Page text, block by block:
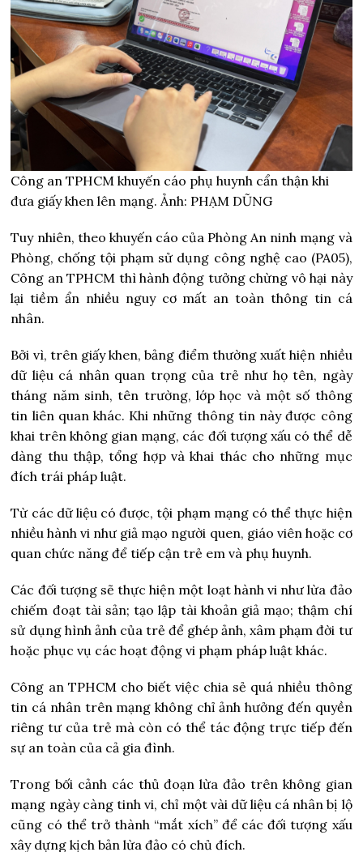
Công an TPHCM khuyến cáo phụ huynh cẩn thận khi
đưa giấy khen lên mạng. Ảnh: PHẠM DŨNG
Tuy nhiên, theo khuyến cáo của Phòng An ninh mạng và
Phòng, chống tội phạm sử dụng công nghệ cao (PA05),
Công an TPHCM thì hành động tưởng chừng vô hại này
lại tiềm ẩn nhiều nguy cơ mất an toàn thông tin cá
nhân.
Bởi vì, trên giấy khen, bảng điểm thường xuất hiện nhiều
dữ liệu cá nhân quan trọng của trẻ như họ tên, ngày
tháng năm sinh, tên trường, lớp học và một số thông
tin liên quan khác. Khi những thông tin này được công
khai trên không gian mạng, các đối tượng xấu có thể dễ
dàng thu thập, tổng hợp và khai thác cho những mục
đích trái pháp luật.
Từ các dữ liệu có được, tội phạm mạng có thể thực hiện
nhiều hành vi như giả mạo người quen, giáo viên hoặc cơ
quan chức năng để tiếp cận trẻ em và phụ huynh.
Các đối tượng sẽ thực hiện một loạt hành vi như lừa đảo
chiếm đoạt tài sản; tạo lập tài khoản giả mạo; thậm chí
sử dụng hình ảnh của trẻ để ghép ảnh, xâm phạm đời tư
hoặc phục vụ các hoạt động vi phạm pháp luật khác.
Công an TPHCM cho biết việc chia sẻ quá nhiều thông
tin cá nhân trên mạng không chỉ ảnh hưởng đến quyền
riêng tư của trẻ mà còn có thể tác động trực tiếp đến
sự an toàn của cả gia đình.
Trong bối cảnh các thủ đoạn lừa đảo trên không gian
mạng ngày càng tinh vi, chỉ một vài dữ liệu cá nhân bị lộ
cũng có thể trở thành “mắt xích” để các đối tượng xấu
xây dựng kịch bản lừa đảo có chủ đích.